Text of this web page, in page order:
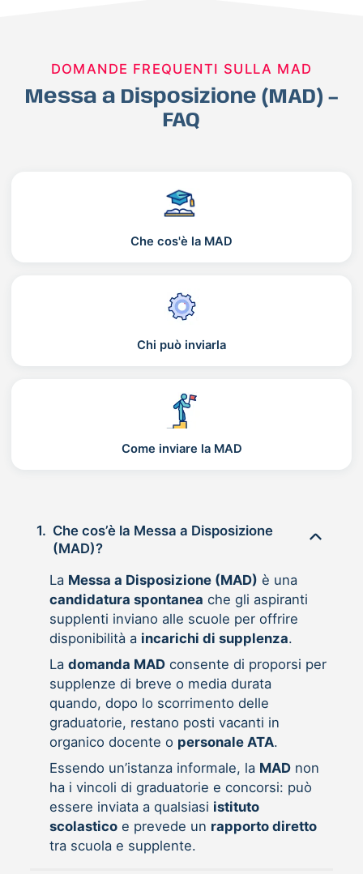
DOMANDE FREQUENTI SULLA MAD
Messa a Disposizione (MAD) –
FAQ
Che cos'è la MAD
Chi può inviarla
Come inviare la MAD
1. Che cos’è la Messa a Disposizione
(MAD)?
La Messa a Disposizione (MAD) è una
candidatura spontanea che gli aspiranti
supplenti inviano alle scuole per offrire
disponibilità a incarichi di supplenza.
La domanda MADconsente di proporsi per
supplenze di breve o media durata
quando, dopo lo scorrimento delle
graduatorie, restano posti vacanti in
organico docente o personale ATA.
Essendo un’istanza informale, la MADnon
ha i vincoli di graduatorie e concorsi: può
essere inviata a qualsiasi istituto
scolasticoe prevede un rapporto diretto
tra scuola e supplente.